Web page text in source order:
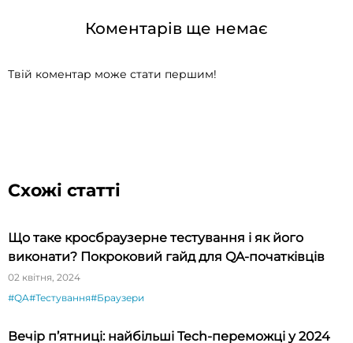
Коментарів ще немає
Твій коментар може стати першим!
Схожі статті
Що таке кросбраузерне тестування і як його
виконати? Покроковий гайд для QA-початківців
02 квітня, 2024
#QA#Тестування#Браузери
Вечір п’ятниці: найбільші Tech-переможці у 2024